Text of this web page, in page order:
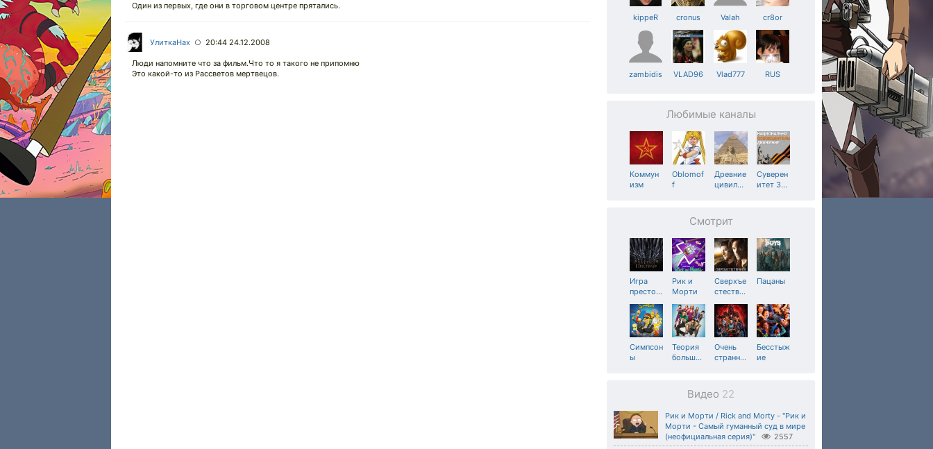
Один из первых, где они в торговом центре прятались.
УлиткаНах ○ 20:44 24.12.2008
Люди напомните что за фильм.Что то я такого не припомню
Это какой-то из Рассветов мертвецов.
kippeR cronus Valah cr8or
zambidis VLAD96 Vlad777 RUS
Любимые каналы
Коммун
изм
Oblomof
f
Древние
цивил…
Суверен
итет З…
Смотрит
Игра
престо…
Рик и
Морти
Сверхъе
стеств…
Пацаны
Симпсон
ы
Теория
больш…
Очень
странн…
Бесстыж
ие
Видео 22
Рик и Морти / Rick and Morty - "Рик и
Морти - Самый гуманный суд в мире
(неофициальная серия)"
2557